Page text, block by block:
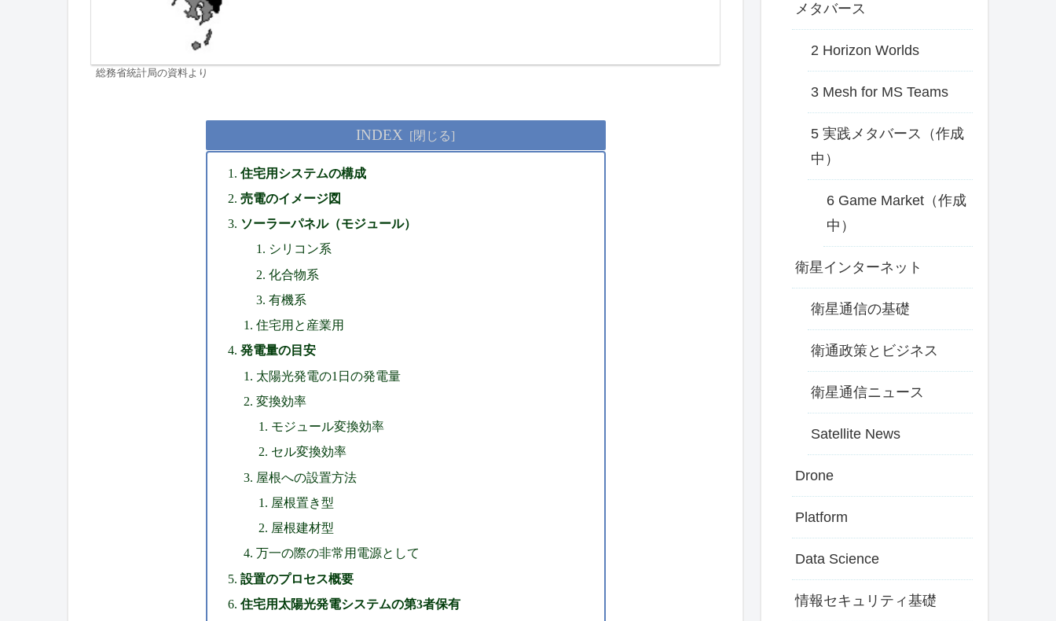
総務省統計局の資料より
INDEX
住宅用システムの構成
売電のイメージ図
ソーラーパネル（モジュール）
シリコン系
化合物系
有機系
住宅用と産業用
発電量の目安
太陽光発電の1日の発電量
変換効率
モジュール変換効率
セル変換効率
屋根への設置方法
屋根置き型
屋根建材型
万一の際の非常用電源として
設置のプロセス概要
住宅用太陽光発電システムの第3者保有
メタバース
2 Horizon Worlds
3 Mesh for MS Teams
5 実践メタバース（作成
中）
6 Game Market（作成
中）
衛星インターネット
衛星通信の基礎
衛通政策とビジネス
衛星通信ニュース
Satellite News
Drone
Platform
Data Science
情報セキュリティ基礎